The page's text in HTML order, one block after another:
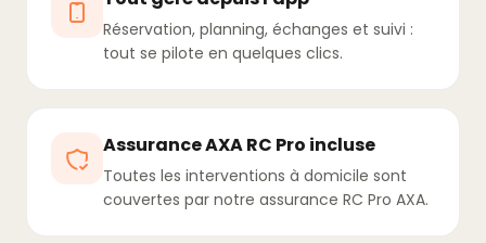
Réservation, planning, échanges et suivi :
tout se pilote en quelques clics.
Assurance AXA RC Pro incluse
Toutes les interventions à domicile sont
couvertes par notre assurance RC Pro AXA.